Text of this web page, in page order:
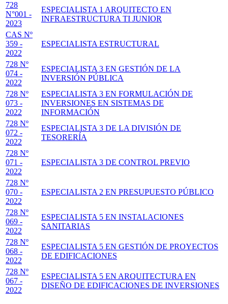
728
N°001 -
2023
ESPECIALISTA 1 ARQUITECTO EN
INFRAESTRUCTURA TI JUNIOR
CAS Nº
359 -
2022
ESPECIALISTA ESTRUCTURAL
728 Nº
074 -
2022
ESPECIALISTA 3 EN GESTIÓN DE LA
INVERSIÓN PÚBLICA
728 Nº
073 -
2022
ESPECIALISTA 3 EN FORMULACIÓN DE
INVERSIONES EN SISTEMAS DE
INFORMACIÓN
728 Nº
072 -
2022
ESPECIALISTA 3 DE LA DIVISIÓN DE
TESORERÍA
728 Nº
071 -
2022
ESPECIALISTA 3 DE CONTROL PREVIO
728 Nº
070 -
2022
ESPECIALISTA 2 EN PRESUPUESTO PÚBLICO
728 Nº
069 -
2022
ESPECIALISTA 5 EN INSTALACIONES
SANITARIAS
728 Nº
068 -
2022
ESPECIALISTA 5 EN GESTIÓN DE PROYECTOS
DE EDIFICACIONES
728 Nº
067 -
2022
ESPECIALISTA 5 EN ARQUITECTURA EN
DISEÑO DE EDIFICACIONES DE INVERSIONES